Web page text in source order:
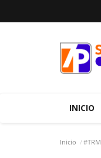
INICIO
Inicio #TRM